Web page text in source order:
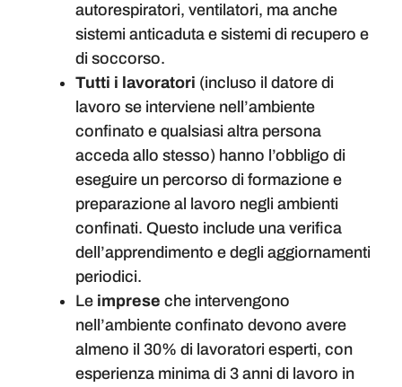
autorespiratori, ventilatori, ma anche
sistemi anticaduta e sistemi di recupero e
di soccorso.
Tutti i lavoratori (incluso il datore di
lavoro se interviene nell’ambiente
confinato e qualsiasi altra persona
acceda allo stesso) hanno l’obbligo di
eseguire un percorso di formazione e
preparazione al lavoro negli ambienti
confinati. Questo include una verifica
dell’apprendimento e degli aggiornamenti
periodici.
Le imprese che intervengono
nell’ambiente confinato devono avere
almeno il 30% di lavoratori esperti, con
esperienza minima di 3 anni di lavoro in